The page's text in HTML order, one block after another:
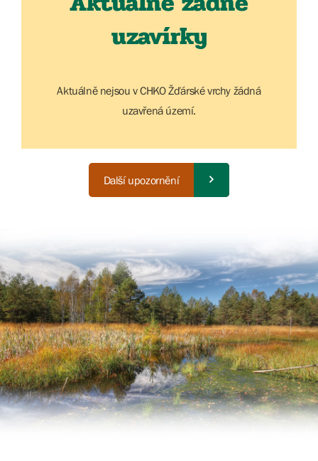
uzavírky
Aktuálně nejsou v CHKO Žďárské vrchy žádná
uzavřená území.
Další upozornění